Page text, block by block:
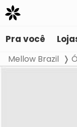
Pra você
Mellow Brazil